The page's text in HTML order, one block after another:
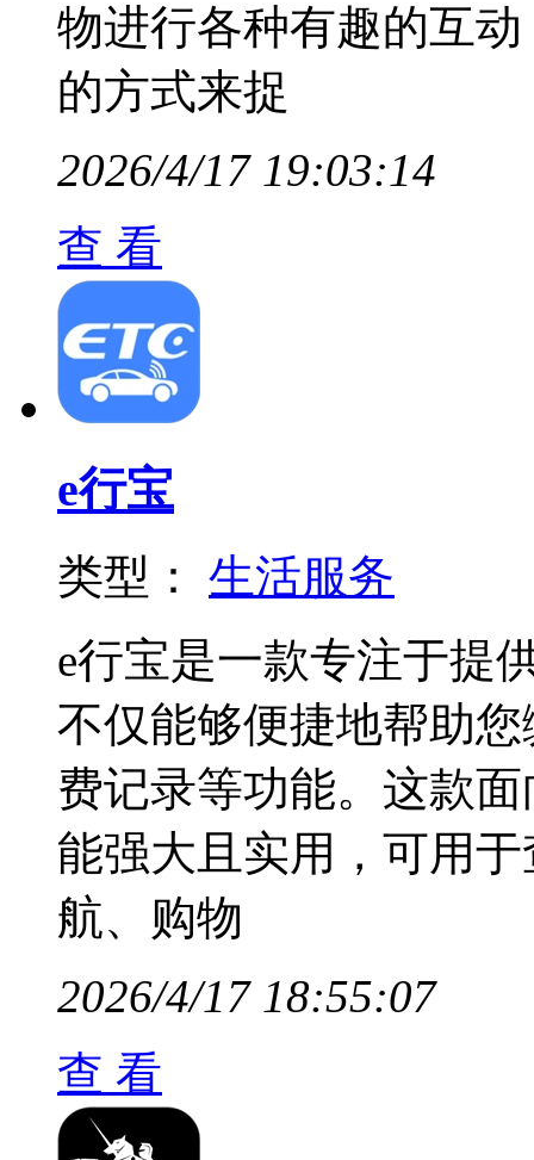
物进行各种有趣的互
的方式来捉
2026/4/17 19:03:14
查 看
e行宝
类型： 生活服务
e行宝是一款专注于提
不仅能够便捷地帮助
费记录等功能。这款
能强大且实用，可用
航、购物
2026/4/17 18:55:07
查 看